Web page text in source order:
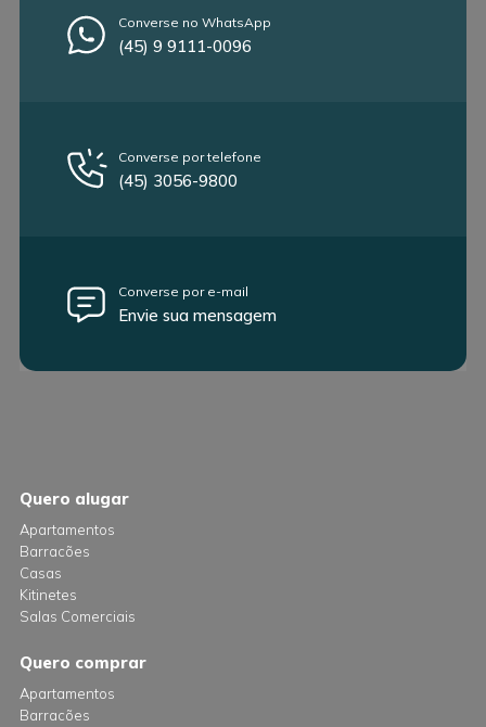
Converse no WhatsApp
(45) 9 9111-0096
Converse por telefone
(45) 3056-9800
Converse por e-mail
Envie sua mensagem
Quero alugar
Apartamentos
Barracões
Casas
Kitinetes
Salas Comerciais
Quero comprar
Apartamentos
Barracões